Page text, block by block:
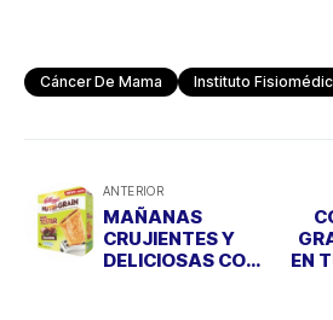
Cáncer De Mama Instituto
ANTERIOR
MAÑANAS
CRUJIENTES Y
DELICIOSAS CON
EN